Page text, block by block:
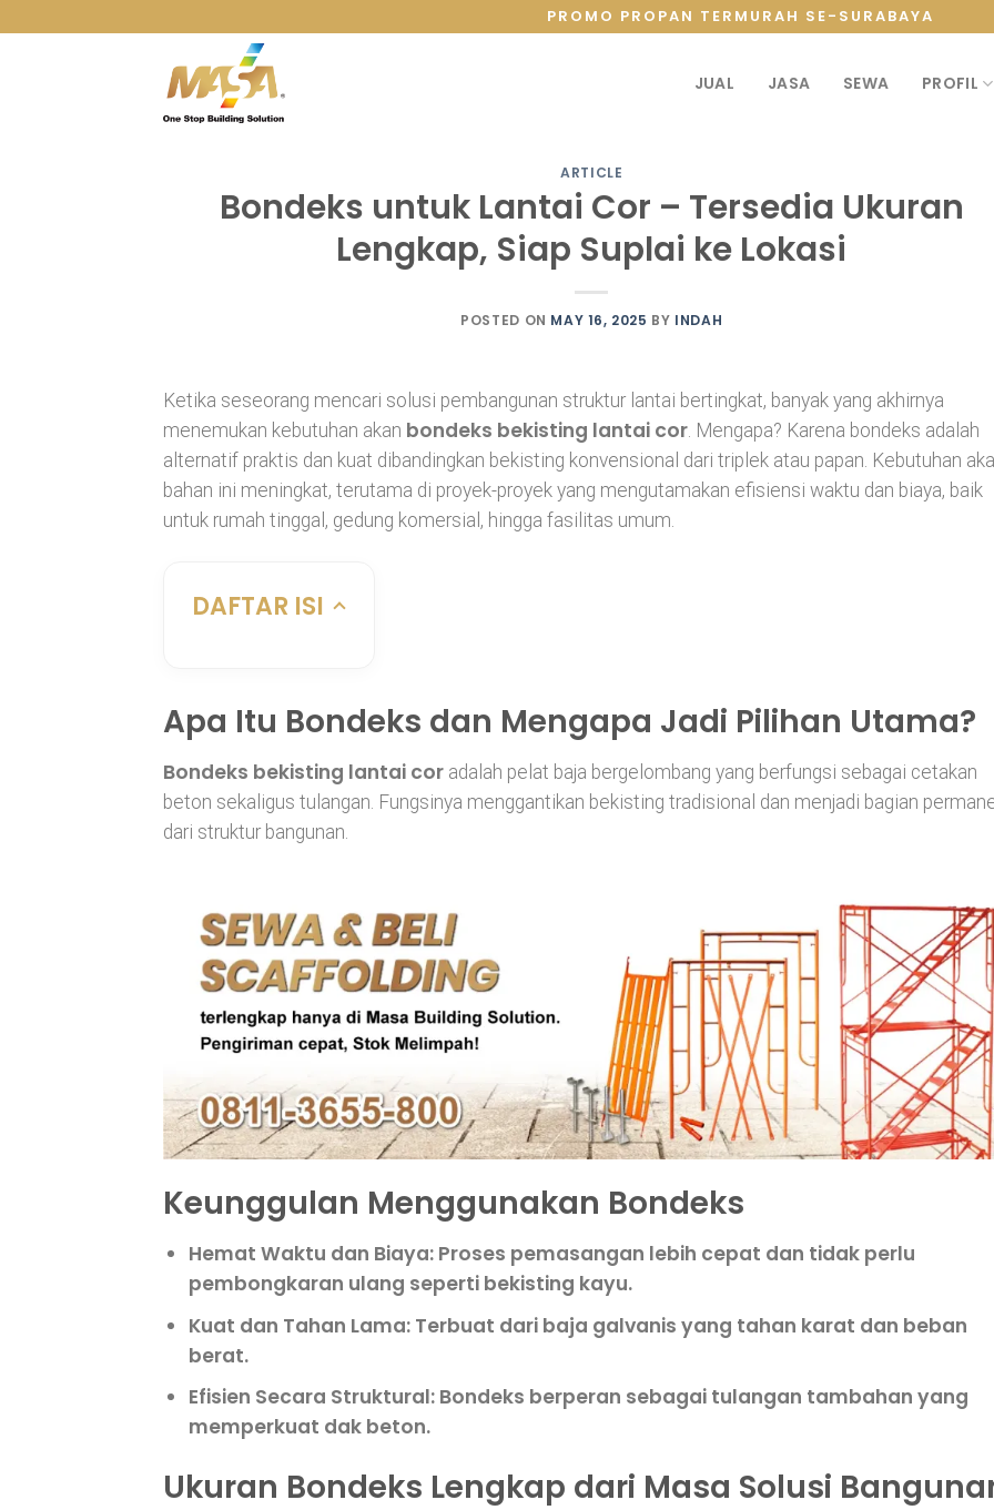
PROMO PROPAN TERMURAH SE-SURABAYA
JUAL JASA SEWA PROFIL
ARTICLE
Bondeks untuk Lantai Cor – Tersedia Ukuran
Lengkap, Siap Suplai ke Lokasi
POSTED ON MAY 16, 2025 BY INDAH
Ketika seseorang mencari solusi pembangunan struktur lantai bertingkat, banyak yang akhirnya
menemukan kebutuhan akan bondeks bekisting lantai cor. Mengapa? Karena bondeks adalah
alternatif praktis dan kuat dibandingkan bekisting konvensional dari triplek atau papan. Kebutuhan
bahan ini meningkat, terutama di proyek-proyek yang mengutamakan efisiensi waktu dan biaya, baik
untuk rumah tinggal, gedung komersial, hingga fasilitas umum.
DAFTAR ISI
Apa Itu Bondeks dan Mengapa Jadi Pilihan Utama?
Bondeks bekisting lantai cor adalah pelat baja bergelombang yang berfungsi sebagai cetakan
beton sekaligus tulangan. Fungsinya menggantikan bekisting tradisional dan menjadi bagian
dari struktur bangunan.
Keunggulan Menggunakan Bondeks
Hemat Waktu dan Biaya: Proses pemasangan lebih cepat dan tidak perlu
pembongkaran ulang seperti bekisting kayu.
Kuat dan Tahan Lama: Terbuat dari baja galvanis yang tahan karat dan beban
berat.
Efisien Secara Struktural: Bondeks berperan sebagai tulangan tambahan yang
memperkuat dak beton.
Ukuran Bondeks Lengkap dari Masa Solusi